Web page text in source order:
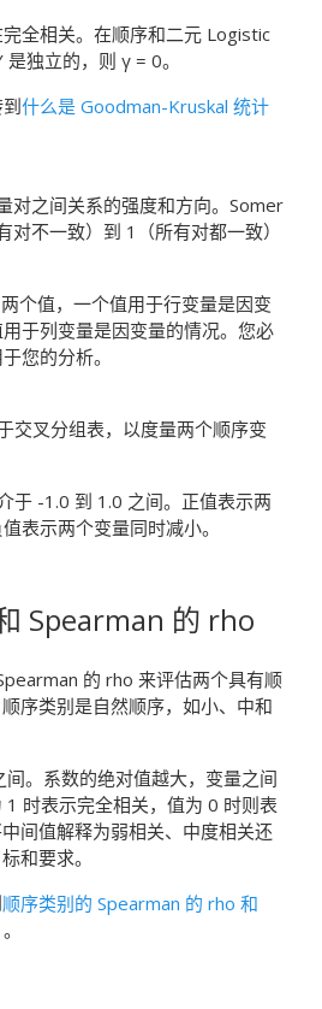
全相关。在顺序和二元 Logistic
独立的，则 γ = 0。
什么是 Goodman-Kruskal 统计
对之间关系的强度和方向。Somer
对不一致）到 1（所有对都一致）
个值，一个值用于行变量是因变
于列变量是因变量的情况。您必
您的分析。
交叉分组表，以度量两个顺序变
于 -1.0 到 1.0 之间。正值表示两
表示两个变量同时减小。
Spearman 的 rho
的 rho 来评估两个具有顺
序类别是自然顺序，如小、中和
。系数的绝对值越大，变量之间
时表示完全相关，值为 0 时则表
间值解释为弱相关、中度相关还
和要求。
顺序类别的 Spearman 的 rho 和
。